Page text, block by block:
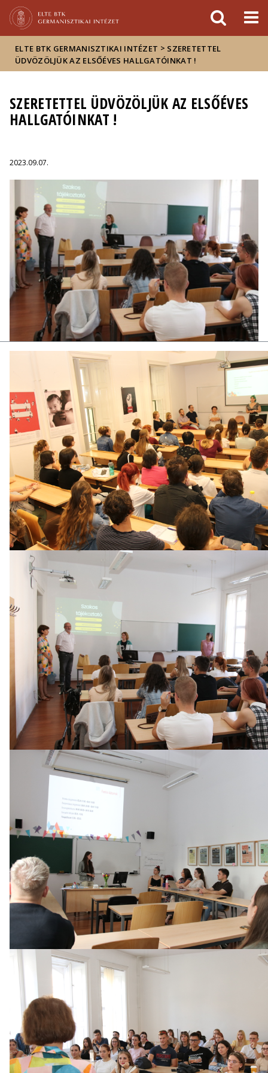
sajtóban
ELTE BTK GERMANISZTIKAI INTÉZET > SZERETETTEL
ÜDVÖZÖLJÜK AZ ELSŐÉVES HALLGATÓINKAT !
SZERETETTEL ÜDVÖZÖLJÜK AZ ELSŐÉVES
HALLGATÓINKAT !
2023.09.07.